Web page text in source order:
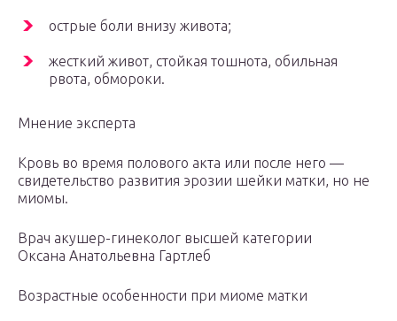
острые боли внизу живота;
жесткий живот, стойкая тошнота, обильная
рвота, обмороки.
Мнение эксперта
Кровь во время полового акта или после него —
свидетельство развития эрозии шейки матки, но не
миомы.
Врач акушер-гинеколог высшей категории
Оксана Анатольевна Гартлеб
Возрастные особенности при миоме матки